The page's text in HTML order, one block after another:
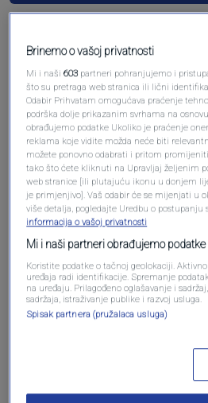
Oglas
Brinemo o vašoj privatnosti
Mi i naši603 partneri pohranjujemo i
što su pretraga web stranica ili lični
Odabir Prihvatam omogućava praćenje
podrška dolje prikazanim svrhama na
obrađujemo podatke Ukoliko je praćenje
reklama koje vidite možda neće biti
možete ponovno odabrati i pritom
tako što ćete kliknuti na Upravljaj željenim
web stranice [ili plutajuću ikonu u donjem
je primjenjivo]. Vaš odabir će se mijenjati u
više detalja, pogledajte Uredbu o postupanju
informacija o vašoj privatnosti
Mi i naši partneri obrađujemo
Koristite podatke o tačnoj geolokaciji.
uređaja radi identifikacije. Spremanje
na uređaju. Prilagođeno oglašavanje i
sadržaja, istraživanje publike i razvoj usluga.
Spisak partnera (pružalaca usluga)